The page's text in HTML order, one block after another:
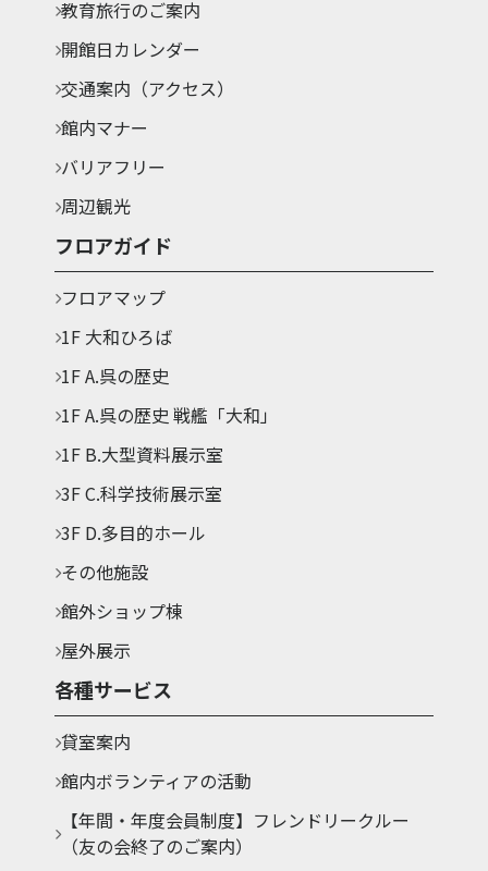
教育旅行のご案内
開館日カレンダー
交通案内（アクセス）
館内マナー
バリアフリー
周辺観光
フロアガイド
フロアマップ
1F 大和ひろば
1F A.呉の歴史
1F A.呉の歴史 戦艦「大和」
1F B.大型資料展示室
3F C.科学技術展示室
3F D.多目的ホール
その他施設
館外ショップ棟
屋外展示
各種サービス
貸室案内
館内ボランティアの活動
【年間・年度会員制度】フレンドリークルー
（友の会終了のご案内）